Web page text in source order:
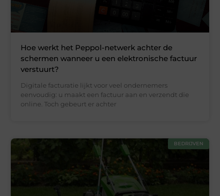
Hoe werkt het Peppol-netwerk achter de
schermen wanneer u een elektronische factuur
verstuurt?
Digitale facturatie lijkt voor veel ondernemers
eenvoudig: u maakt een factuur aan en verzendt die
online. Toch gebeurt er achter
BEDRIJVEN